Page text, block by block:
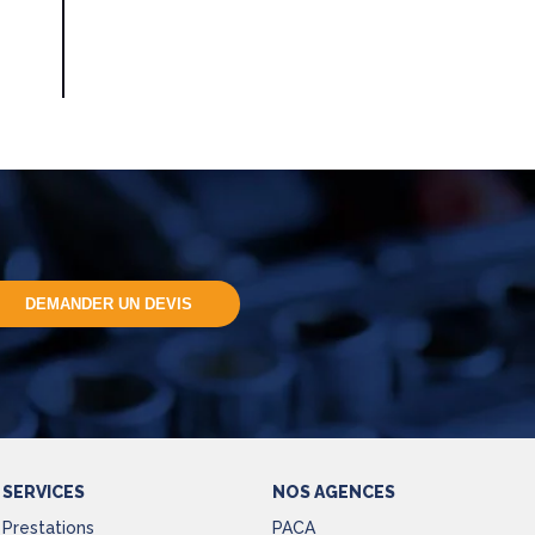
DEMANDER UN DEVIS
SERVICES
Prestations
NOS AGENCES
PACA